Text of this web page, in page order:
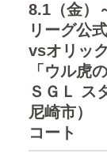
8.1（金）
リーグ公
vsオリッ
「ウル虎
ＳＧＬ ス
尼崎市）
コート